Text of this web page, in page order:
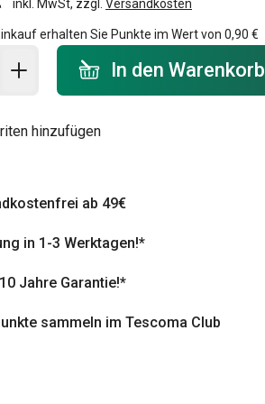
inkl. MwSt, zzgl. Versandkosten
erhalten Sie Punkte im Wert von 0,90 €
- Menge
In den Warenkorb
hinzufügen
ab 49€
in 1-3 Werktagen!*
Jahre Garantie!*
sammeln im Tescoma Club